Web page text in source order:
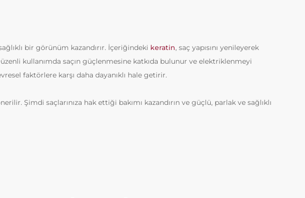
bir görünüm kazandırır. İçeriğindeki keratin, saç yapısını yenileyerek
kullanımda saçın güçlenmesine katkıda bulunur ve elektriklenmeyi
faktörlere karşı daha dayanıklı hale getirir.
Şimdi saçlarınıza hak ettiği bakımı kazandırın ve güçlü, parlak ve sağlıklı